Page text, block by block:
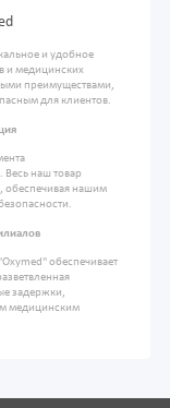
и удобное
и медицинских
преимуществами,
для клиентов.
Весь наш товар
обеспечивая нашим
обеспечивает
задержки,
медицинским